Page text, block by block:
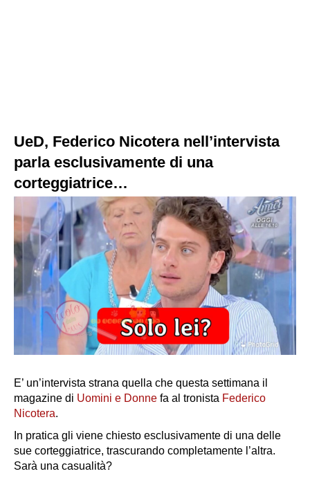
UeD, Federico Nicotera nell’intervista
parla esclusivamente di una
corteggiatrice…
E’ un’intervista strana quella che questa settimana il
magazine di Uomini e Donne fa al tronista Federico
Nicotera.
In pratica gli viene chiesto esclusivamente di una delle
sue corteggiatrice, trascurando completamente l’altra.
Sarà una casualità?